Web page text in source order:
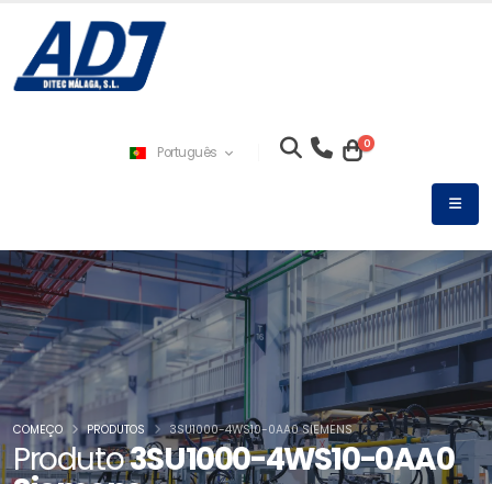
Português 0
Produto3SU1000-4WS10-0AA0
COMEÇO PRODUTOS 3SU1000-4WS10-0AA0 SIEMENS